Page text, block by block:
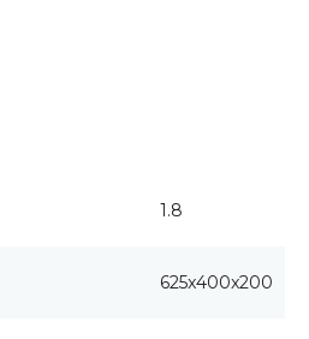
1.8
625x400x200